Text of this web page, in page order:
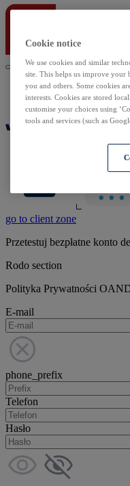
go to client zone
Przetestuj bezpłatne konto
Rodo section
Polityka Prywatności
E-mail
phone_prefix
Telefon
Hasło
Cookie notice
We use cookies and similar
site. This helps us improve your
you and others. Some cookies
interests. Cookies are stored
customise your choices using
tools and services (such as